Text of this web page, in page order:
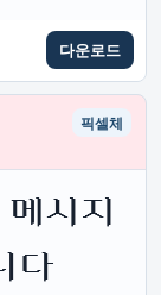
다운로드
픽셀체
시지
다